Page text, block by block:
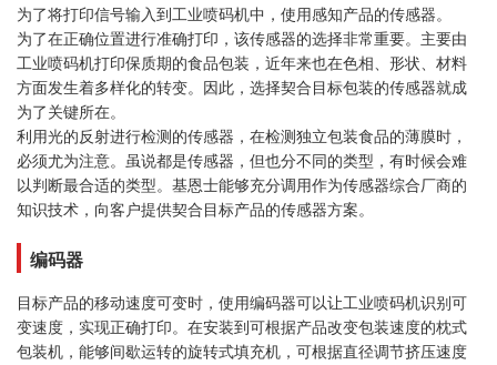
为了将打印信号输入到工业喷码机中，使用感知产品的传感器。
为了在正确位置进行准确打印，该传感器的选择非常重要。主要由
工业喷码机打印保质期的食品包装，近年来也在色相、形状、材料
方面发生着多样化的转变。因此，选择契合目标包装的传感器就成
为了关键所在。
利用光的反射进行检测的传感器，在检测独立包装食品的薄膜时，
必须尤为注意。虽说都是传感器，但也分不同的类型，有时候会难
以判断最合适的类型。基恩士能够充分调用作为传感器综合厂商的
知识技术，向客户提供契合目标产品的传感器方案。
编码器
目标产品的移动速度可变时，使用编码器可以让工业喷码机识别可
变速度，实现正确打印。在安装到可根据产品改变包装速度的枕式
包装机，能够间歇运转的旋转式填充机，可根据直径调节挤压速度